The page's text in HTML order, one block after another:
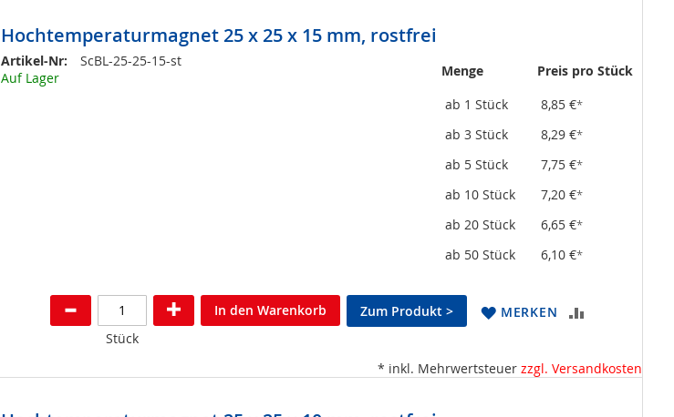
Hochtemperaturmagnet 25 x 25 x 15 mm, rostfrei
Artikel-Nr:
ScBL-25-25-15-st
Auf Lager
Menge
Preis pro Stück
ab 1 Stück
8,85 €*
ab 3 Stück 8,29 €*
ab 5 Stück 7,75 €*
ab 10 Stück 7,20 €*
ab 20 Stück 6,65 €*
ab 50 Stück 6,10 €*
Stück
In den Warenkorb Zum Produkt > MERKEN
HINZUFÜGEN
* inkl. Mehrwertsteuer zzgl. Versandkosten